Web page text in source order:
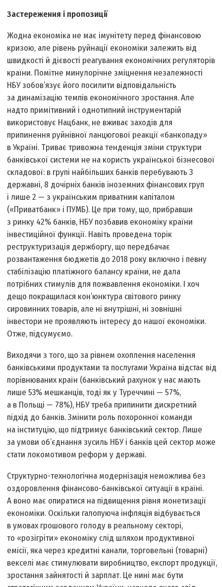
Застереження і пропозиції
Жодна економіка не має імунітету перед фінансовою
кризою, але рівень руйнації економіки залежить від
швидкості й дієвості реагування економічних регуляторів
країни. Помітне минулорічне зміцнення незалежності
НБУ зобов’язує його посилити відповідальність
за динамізацію темпів економічного зростання. Але
надто примітивний і однотипний інструментарій
використовує Нацбанк, не вживає заходів для
припинення руйнівної ланцюгової реакції «банкопаду»
в Україні. Триває тривожна тенденція зміни структури
банківської системи не на користь української бізнесової
складової: в групі найбільших банків перебувають 3
державні, 8 дочірніх банків іноземних фінансових груп
і лише 2 — з українським приватним капіталом
(«Приватбанк» і ПУМБ). Це при тому, що, прибравши
з ринку 42% банків, НБУ позбавив економіку країни
інвестиційної функції. Навіть проведена торік
реструктуризація держборгу, що передбачає
розвантаження бюджетів до 2018 року включно і певну
стабілізацію платіжного балансу країни, не дала
потрібних стимулів для пожвавлення економіки. І хоч
дещо покращилася кон’юнктура світового ринку
сировинних товарів, але ні внутрішні, ні зовнішні
інвестори не проявляють інтересу до нашої економіки.
Отже, підсумуємо.
Виходячи з того, що за рівнем охоплення населення
банківськими продуктами та послугами Україна відстає від
порівнюваних країн (банківський рахунок у нас мають
лише 53% мешканців, тоді як у Туреччині — 57%,
а в Польщі — 78%), НБУ треба припинити дискретний
підхід до банків. Змінити роль похоронної команди
на інституцію, що підтримує банківський сектор. Лише
за умови об’єднання зусиль НБУ і банків цей сектор може
стати локомотивом реформ у державі.
Структурно-технологічна модернізація неможлива без
оздоровлення фінансово-банківської ситуації в країні.
А воно має опиратися на підвищення рівня монетизації
економіки. Оскільки галопуюча інфляція відбувається
в умовах грошового голоду в реальному секторі,
то «розігріти» економіку слід шляхом продуктивної
емісії, яка через кредитні канали, торговельні (товарні)
векселі має стимулювати виробництво, експорт продукції,
зростання зайнятості й зарплат. Це нині має бути